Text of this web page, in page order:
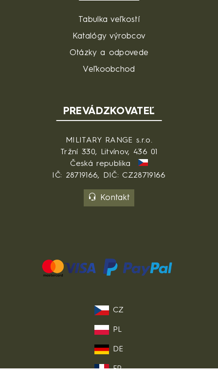
Tabulka veľkostí
Katalógy výrobcov
Otázky a odpovede
Veľkoobchod
PREVÁDZKOVATEĽ
MILITARY RANGE s.r.o.
Tržní 330, Litvínov, 436 01
Česká republika
IČ: 28719166, DIČ: CZ28719166
Kontakt
CZ
PL
DE
FR